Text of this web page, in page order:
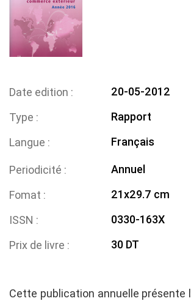
Date edition
20-05-2012
Type
Rapport
Langue
Français
Periodicité
Annuel
Fomat
21x29.7 cm
ISSN
0330-163X
Prix de livre
30 DT
Cette publication annuelle présente